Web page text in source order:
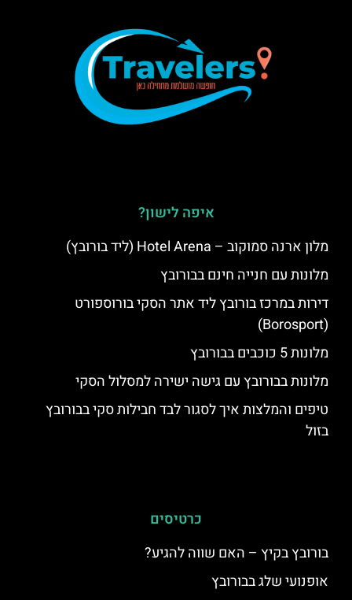
איפה לישון?
מלון ארנה סמוקוב – Hotel Arena (ליד בורובץ)
מלונות עם חנייה חינם בבורובץ
דירות במרכז בורובץ ליד אתר הסקי בורוספורט
(Borosport)
מלונות 5 כוכבים בבורובץ
מלונות בבורובץ עם גישה ישירה למסלול הסקי
טיפים והמלצות איך לסגור לבד חבילות סקי בבורובץ
בזול
כרטיסים
בורובץ בקיץ – האם שווה להגיע?
אופנועי שלג בבורובץ